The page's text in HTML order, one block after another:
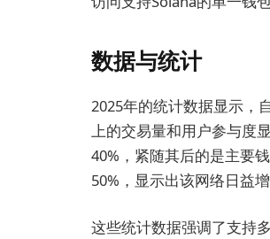
数据与统计
2025年的统计数据显示，
上的交易量和用户参与度
40%，紧随其后的是主要
50%，显示出该网络日益
这些统计数据强调了支持